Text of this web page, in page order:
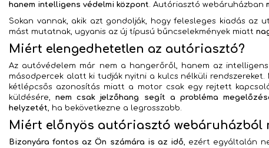
hanem intelligens védelmi központ. Autóriasztó webáruházban
Sokan vannak, akik azt gondolják, hogy felesleges kiadás
mást mutatnak, ugyanis az új típusú bűncselekmények miatt
Miért elengedhetetlen az autóriasztó?
Az autóvédelem már nem a hangerőről, hanem az
másodpercek alatt ki tudják nyitni a kulcs nélküli
kétlépcsős azonosítás miatt a motor csak egy rejtett
küldésére,nem csak jelzőhang segít a probléma
helyzetét, ha bekövetkezne a legrosszabb.
Miért előnyös autóriasztó webáruházból
Bizonyára fontos az Ön számára is az idő, ezért egyáltalán